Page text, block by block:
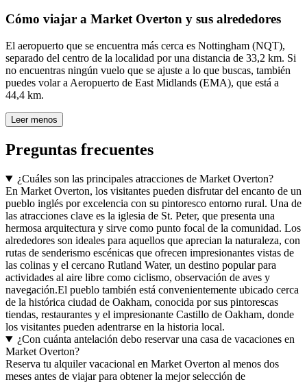
Cómo viajar a Market Overton y sus alrededores
El aeropuerto que se encuentra más cerca es Nottingham (NQT),
separado del centro de la localidad por una distancia de 33,2 km. Si
no encuentras ningún vuelo que se ajuste a lo que buscas, también
puedes volar a Aeropuerto de East Midlands (EMA), que está a
44,4 km.
Leer menos
Preguntas frecuentes
¿Cuáles son las principales atracciones de Market Overton?
En Market Overton, los visitantes pueden disfrutar del encanto de un
pueblo inglés por excelencia con su pintoresco entorno rural. Una de
las atracciones clave es la iglesia de St. Peter, que presenta una
hermosa arquitectura y sirve como punto focal de la comunidad. Los
alrededores son ideales para aquellos que aprecian la naturaleza, con
rutas de senderismo escénicas que ofrecen impresionantes vistas de
las colinas y el cercano Rutland Water, un destino popular para
actividades al aire libre como ciclismo, observación de aves y
navegación.El pueblo también está convenientemente ubicado cerca
de la histórica ciudad de Oakham, conocida por sus pintorescas
tiendas, restaurantes y el impresionante Castillo de Oakham, donde
los visitantes pueden adentrarse en la historia local.
¿Con cuánta antelación debo reservar una casa de vacaciones en
Market Overton?
Reserva tu alquiler vacacional en Market Overton al menos dos
meses antes de viajar para obtener la mejor selección de